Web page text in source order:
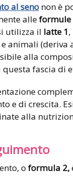
al seno non è
alle
utilizza il latte 1
animali (deriva
alla
fascia di
e di crescita.
alla
o formula 2,